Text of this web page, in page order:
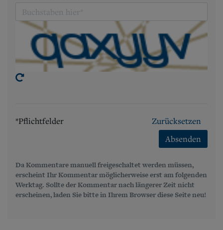
*Pflichtfelder
Zurücksetzen
Absenden
Da Kommentare manuell freigeschaltet werden müssen,
erscheint Ihr Kommentar möglicherweise erst am folgenden
Werktag. Sollte der Kommentar nach längerer Zeit nicht
erscheinen, laden Sie bitte in Ihrem Browser diese Seite neu!